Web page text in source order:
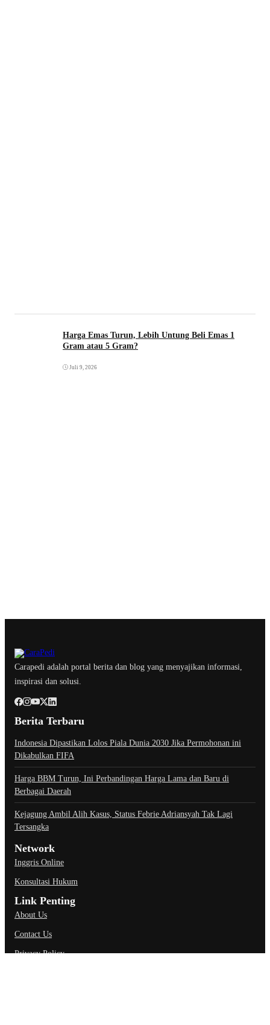
Harga Emas Turun, Lebih Untung Beli Emas 1
Gram atau 5 Gram?
Juli 9, 2026
Carapedi adalah portal berita dan blog yang menyajikan informasi,
inspirasi dan solusi.
Berita Terbaru
Indonesia Dipastikan Lolos Piala Dunia 2030 Jika Permohonan ini
Dikabulkan FIFA
Harga BBM Turun, Ini Perbandingan Harga Lama dan Baru di
Berbagai Daerah
Kejagung Ambil Alih Kasus, Status Febrie Adriansyah Tak Lagi
Tersangka
Network
Inggris Online
Konsultasi Hukum
Link Penting
About Us
Contact Us
Privacy Policy